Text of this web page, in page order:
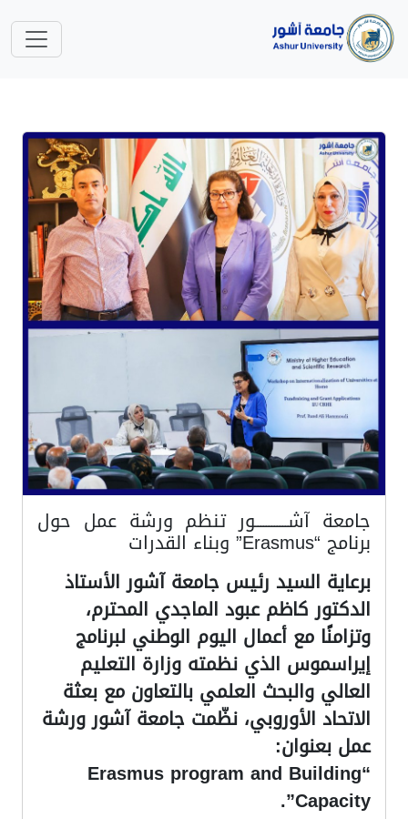
جامعة آشــــــــــــور تنظم ورشة عمل حول
برنامج “Erasmus” وبناء القدرات
برعاية السيد رئيس جامعة آشور الأستاذ
الدكتور كاظم عبود الماجدي المحترم،
وتزامنًا مع أعمال اليوم الوطني لبرنامج
إيراسموس الذي نظمته وزارة التعليم
العالي والبحث العلمي بالتعاون مع بعثة
الاتحاد الأوروبي، نظّمت جامعة آشور ورشة
عمل بعنوان:
‏“Erasmus program and Building
Capacity”.